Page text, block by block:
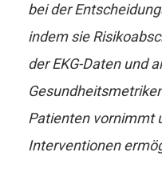
bei der
indem sie
der EKG-Daten und
Patienten vornimmt
Interventionen